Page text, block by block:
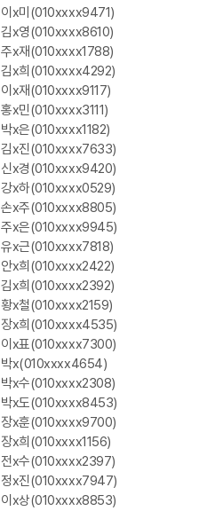
이x미(010xxxx9471)
김x영(010xxxx8610)
주x재(010xxxx1788)
김x희(010xxxx4292)
이x재(010xxxx9117)
홍x민(010xxxx3111)
박x은(010xxxx1182)
김x진(010xxxx7633)
신x경(010xxxx9420)
강x하(010xxxx0529)
손x주(010xxxx8805)
주x은(010xxxx9945)
유x근(010xxxx7818)
안x희(010xxxx2422)
김x희(010xxxx2392)
황x철(010xxxx2159)
장x희(010xxxx4535)
이x표(010xxxx7300)
박x(010xxxx4654)
박x수(010xxxx2308)
박x도(010xxxx8453)
장x훈(010xxxx9700)
장x희(010xxxx1156)
전x수(010xxxx2397)
정x진(010xxxx7947)
이x상(010xxxx8853)